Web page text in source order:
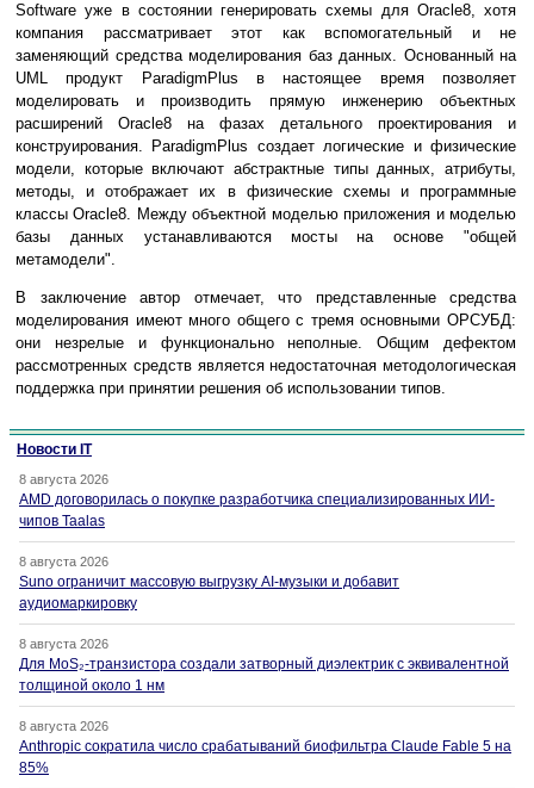
Software уже в состоянии генерировать схемы для Oracle8, хотя
компания рассматривает этот как вспомогательный и не
заменяющий средства моделирования баз данных. Основанный на
UML продукт ParadigmPlus в настоящее время позволяет
моделировать и производить прямую инженерию объектных
расширений Oracle8 на фазах детального проектирования и
конструирования. ParadigmPlus создает логические и физические
модели, которые включают абстрактные типы данных, атрибуты,
методы, и отображает их в физические схемы и программные
классы Oracle8. Между объектной моделью приложения и моделью
базы данных устанавливаются мосты на основе "общей
метамодели".
В заключение автор отмечает, что представленные средства
моделирования имеют много общего с тремя основными ОРСУБД:
они незрелые и функционально неполные. Общим дефектом
рассмотренных средств является недостаточная методологическая
поддержка при принятии решения об использовании типов.
Новости IT
8 августа 2026
AMD договорилась о покупке разработчика специализированных ИИ-
чипов Taalas
8 августа 2026
Suno ограничит массовую выгрузку AI-музыки и добавит
аудиомаркировку
8 августа 2026
Для MoS₂-транзистора создали затворный диэлектрик с эквивалентной
толщиной около 1 нм
8 августа 2026
Anthropic сократила число срабатываний биофильтра Claude Fable 5 на
85%